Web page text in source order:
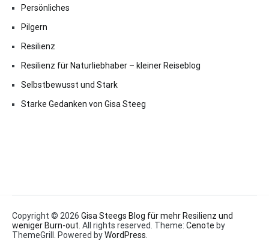
Persönliches
Pilgern
Resilienz
Resilienz für Naturliebhaber – kleiner Reiseblog
Selbstbewusst und Stark
Starke Gedanken von Gisa Steeg
Copyright © 2026 Gisa Steegs Blog für mehr Resilienz und
weniger Burn-out. All rights reserved. Theme: Cenote by
ThemeGrill. Powered byWordPress.